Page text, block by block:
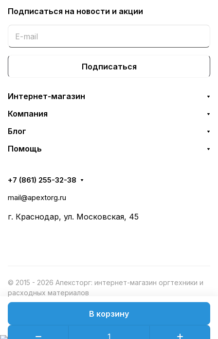
В корзину
Подписаться на новости и акции
Подписаться
Интернет-магазин
Компания
Блог
Помощь
+7 (861) 255-32-38
mail@apextorg.ru
г. Краснодар, ул. Московская, 45
© 2015 - 2026 Апексторг: интернет-магазин оргтехники и
расходных материалов
Конфиденциальность